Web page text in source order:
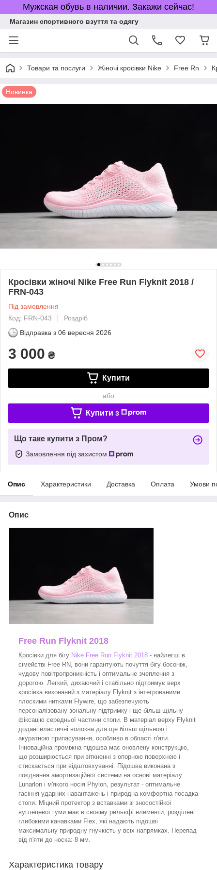
Мужская обувь в наличии. Закажи сейчас!
Магазин спортивного взуття та одягу
Товари та послуги Жіночі кросівки Nike Free Rn
Новинка
Кросівки жіночі Nike Free Run Flyknit 2018 /
FRN-043
Під замовлення
Код: FRN-043
Роздріб
Відправка з 06 вересня 2026
3 000 ₴
Купити
або
Купити з
Що таке купити з Пром?
Замовлення під захистом
Опис Характеристики Доставка Оплата Умови
Опис
Free Run Flyknit 2018
Кросівки для бігу Nike Free Run Flyknit 2018 - найлегші в
сімействі Free RN, вони гарантують почуття бігу босоніж,
чудову повітропроникність і оптимальне зчеплення з
дорогою. Легкий, дихаючий і стабільно підтримує верх
кросівка виконаний з матеріалу Flyknit з інтегрованими
плоскими нитками Flywire, що забезпечують
персоналізовану зональну підтримку і ще більш щільну
фіксацію середньої частини стопи. В матеріал верху Flyknit
додані еластичні волокна для ще більш щільною і
акуратною припасування, особливо в області п'яти.
Інноваційна проміжна підошва має оновлену конструкцію,
що розширюється при зіткненні з опорною поверхнею і
стискається при відштовхуванні. Підошва виконана з
поєднання амортизаційної системи на основі матеріалу
Lunarlon і м'якого носія Phylon, результат - оптимальне
гасіння ударних навантажень і природна комфортна посадка
стопи. Міцний протектор з вставками зі зносостійкої
вуглецевої гуми має в своєму рельєфі елементи, розділені
глибокими канавками Flex, які надають підошві
максимальну природну гнучкість у всіх напрямках. Перепад
від п'яти до носка: 8 мм.
Характеристика товару